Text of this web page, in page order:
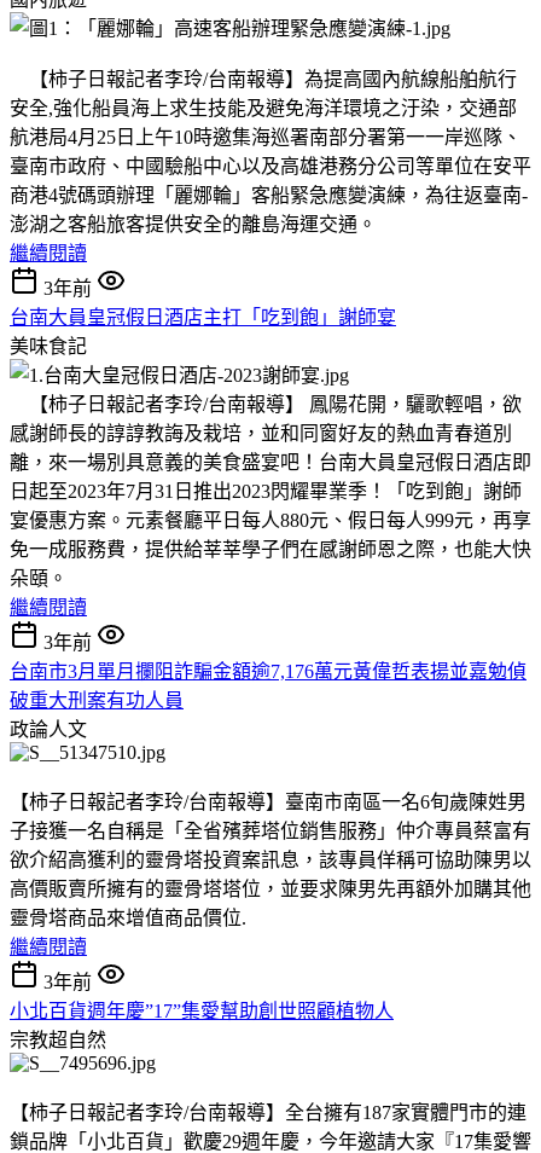
【柿子日報記者李玲/台南報導】為提高國內航線船舶航行
安全,強化船員海上求生技能及避免海洋環境之汙染，交通部
航港局4月25日上午10時邀集海巡署南部分署第一一岸巡隊、
臺南市政府、中國驗船中心以及高雄港務分公司等單位在安平
商港4號碼頭辦理「麗娜輪」客船緊急應變演練，為往返臺南-
澎湖之客船旅客提供安全的離島海運交通。
繼續閱讀
3年前
台南大員皇冠假日酒店主打「吃到飽」謝師宴
美味食記
【柿子日報記者李玲/台南報導】 鳳陽花開，驪歌輕唱，欲
感謝師長的諄諄教誨及栽培，並和同窗好友的熱血青春道別
離，來一場別具意義的美食盛宴吧！台南大員皇冠假日酒店即
日起至2023年7月31日推出2023閃耀畢業季！「吃到飽」謝師
宴優惠方案。元素餐廳平日每人880元、假日每人999元，再享
免一成服務費，提供給莘莘學子們在感謝師恩之際，也能大快
朵頤。
繼續閱讀
3年前
台南市3月單月攔阻詐騙金額逾7,176萬元黃偉哲表揚並嘉勉偵
破重大刑案有功人員
政論人文
【柿子日報記者李玲/台南報導】臺南市南區一名6旬歲陳姓男
子接獲一名自稱是「全省殯葬塔位銷售服務」仲介專員蔡富有
欲介紹高獲利的靈骨塔投資案訊息，該專員佯稱可協助陳男以
高價販賣所擁有的靈骨塔塔位，並要求陳男先再額外加購其他
靈骨塔商品來增值商品價位.
繼續閱讀
3年前
小北百貨週年慶”17”集愛幫助創世照顧植物人
宗教超自然
【柿子日報記者李玲/台南報導】全台擁有187家實體門市的連
鎖品牌「小北百貨」歡慶29週年慶，今年邀請大家『17集愛響